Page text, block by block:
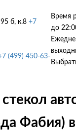
б, к.8 +7
(499) 450-63-
Время
до
Фабия)